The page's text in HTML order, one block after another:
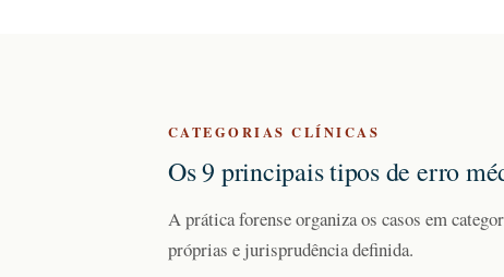
CATEGORIAS CLÍNICAS
Os 9 principais tipos de erro
A prática forense organiza os casos em
próprias e jurisprudência definida.